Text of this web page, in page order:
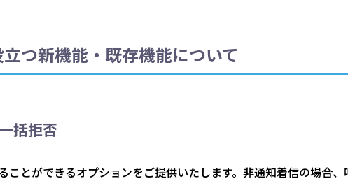
つ新機能・既存機能について
括拒否
ことができるオプションをご提供いたします。非通知着信の場合